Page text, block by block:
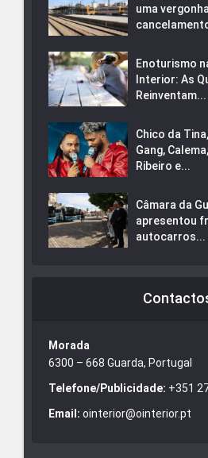
uma
Enoturismo
Interior: As
Reinventam...
Chico da
Gang,
Ribeiro e...
Câmara da
apresentou
autocarros...
Morada
6300 – 668 Guarda, Portugal
Telefone/Publicidade: +351
Email: ointerior@ointerior.pt